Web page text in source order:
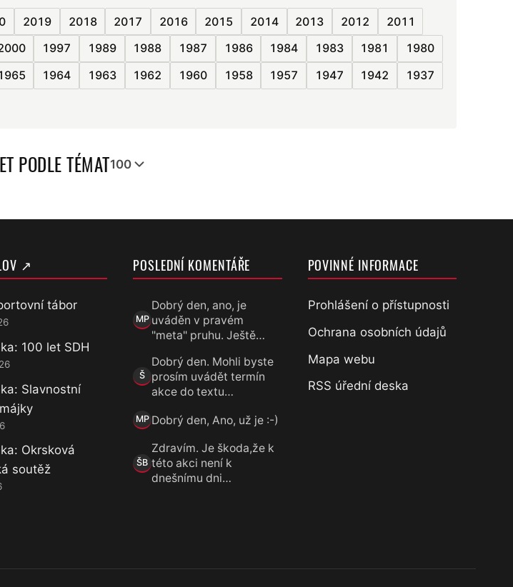
2019 2018 2017 2016 2015 2014 2013 2012
2011
1997 1989 1988 1987 1986 1984 1983 1981
1980
1964 1963 1962 1960 1958 1957 1947 1942
1937
PODLE TÉMAT100
↗
tábor
100 let SDH
Slavnostní
Okrsková
soutěž
POSLEDNÍ KOMENTÁŘE
MP
Marek Přecechtěl
Dobrý den, ano, je
uváděn v pravém
"meta" pruhu. Ještě…
Š
Šárka
Dobrý den. Mohli byste
prosím uvádět termín
akce do textu…
MP
Marek Přecechtěl
Dobrý den, Ano, už je :-)
ŠB
Šárka B.
Zdravím. Je škoda,že k
této akci není k
dnešnímu dni…
POVINNÉ INFORMACE
Prohlášení o přístupnosti
Ochrana osobních údajů
Mapa webu
RSS úřední deska